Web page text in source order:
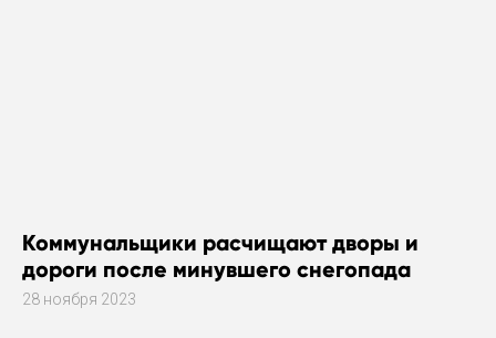
Коммунальщики расчищают дворы и
дороги после минувшего снегопада
28 ноября 2023